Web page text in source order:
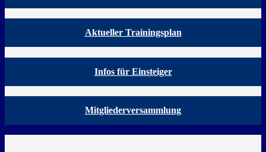
Aktueller Trainingsplan
Infos für Einsteiger
Mitgliederversammlung